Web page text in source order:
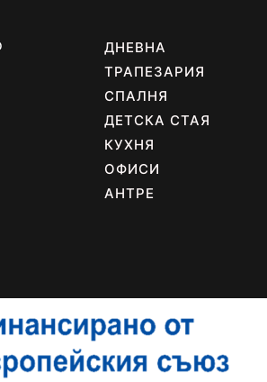
ДНЕВНА
ТРАПЕЗАРИЯ
СПАЛНЯ
ДЕТСКА СТАЯ
КУХНЯ
ОФИСИ
АНТРЕ